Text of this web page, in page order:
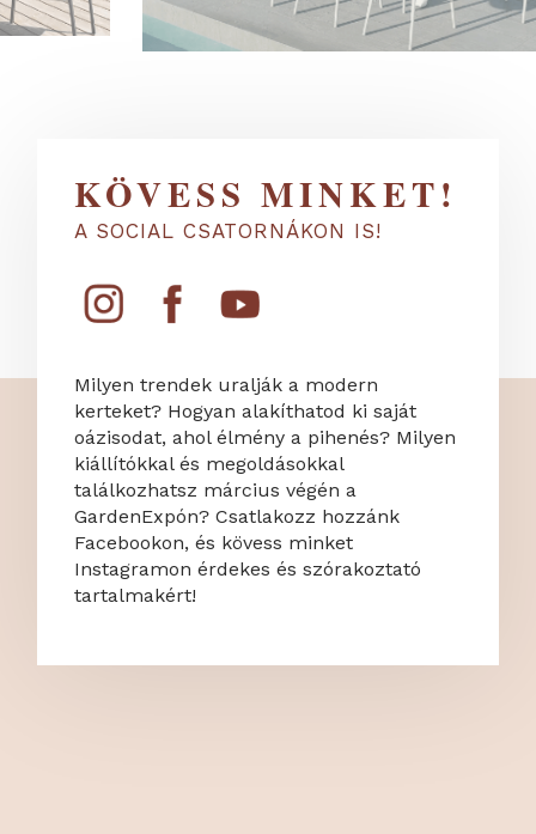
KÖVESS MINKET!
A SOCIAL CSATORNÁKON IS!
Milyen trendek uralják a modern
kerteket? Hogyan alakíthatod ki saját
oázisodat, ahol élmény a pihenés? Milyen
kiállítókkal és megoldásokkal
találkozhatsz március végén a
GardenExpón? Csatlakozz hozzánk
Facebookon, és kövess minket
Instagramon érdekes és szórakoztató
tartalmakért!